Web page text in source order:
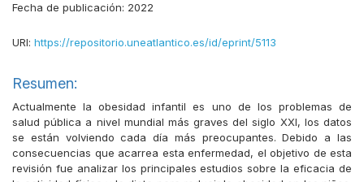
Fecha de publicación: 2022
URI: https://repositorio.uneatlantico.es/id/eprint/5113
Resumen:
Actualmente la obesidad infantil es uno de los problemas de
salud pública a nivel mundial más graves del siglo XXI, los datos
se están volviendo cada día más preocupantes. Debido a las
consecuencias que acarrea esta enfermedad, el objetivo de esta
revisión fue analizar los principales estudios sobre la eficacia de